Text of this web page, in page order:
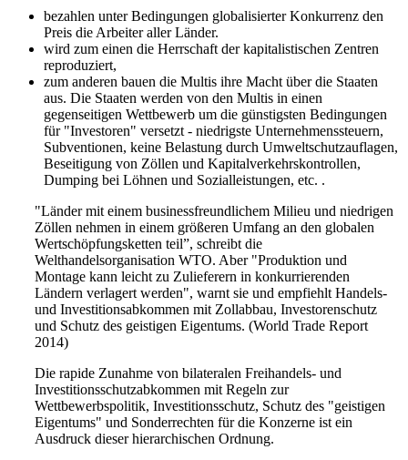
bezahlen unter Bedingungen globalisierter Konkurrenz den
Preis die Arbeiter aller Länder.
wird zum einen die Herrschaft der kapitalistischen Zentren
reproduziert,
zum anderen bauen die Multis ihre Macht über die Staaten
aus. Die Staaten werden von den Multis in einen
gegenseitigen Wettbewerb um die günstigsten Bedingungen
für "Investoren" versetzt - niedrigste Unternehmenssteuern,
Subventionen, keine Belastung durch Umweltschutzauflagen,
Beseitigung von Zöllen und Kapitalverkehrskontrollen,
Dumping bei Löhnen und Sozialleistungen, etc. .
"Länder mit einem businessfreundlichem Milieu und niedrigen
Zöllen nehmen in einem größeren Umfang an den globalen
Wertschöpfungsketten teil”, schreibt die
Welthandelsorganisation WTO. Aber "Produktion und
Montage kann leicht zu Zulieferern in konkurrierenden
Ländern verlagert werden", warnt sie und empfiehlt Handels-
und Investitionsabkommen mit Zollabbau, Investorenschutz
und Schutz des geistigen Eigentums. (World Trade Report
2014)
Die rapide Zunahme von bilateralen Freihandels- und
Investitionsschutzabkommen mit Regeln zur
Wettbewerbspolitik, Investitionsschutz, Schutz des "geistigen
Eigentums" und Sonderrechten für die Konzerne ist ein
Ausdruck dieser hierarchischen Ordnung.